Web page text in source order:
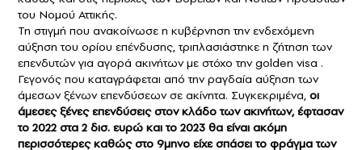
του Νομού Αττικής.
Τη στιγμή που ανακοίνωσε η κυβέρνηση την ενδεχόμενη
αύξηση του ορίου επένδυσης, τριπλασιάστηκε η ζήτηση των
επενδυτών για αγορά ακινήτων με στόχο την golden visa .
Γεγονός που καταγράφεται από την ραγδαία αύξηση των
άμεσων ξένων επενδύσεων σε ακίνητα. Συγκεκριμένα, οι
άμεσες ξένες επενδύσεις στον κλάδο των ακινήτων, έφτασαν
το 2022 στα 2 δισ. ευρώ και το 2023 θα είναι ακόμη
περισσότερες καθώς στο 9μηνο είχε σπάσει το φράγμα των